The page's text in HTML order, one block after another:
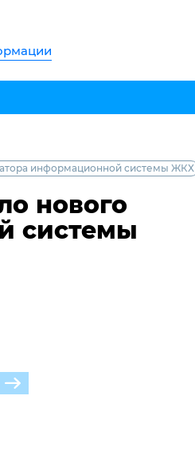
информационной системы ЖКХ
нового
системы